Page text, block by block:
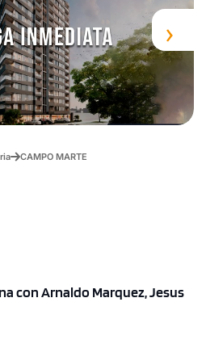
›
CAMPO MARTE
con Arnaldo Marquez, Jesus